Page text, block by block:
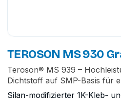
TEROSON MS 930
Teroson® MS 939 –
Dichtstoff auf SMP-Basis für
Silan-modifizierter 1K-Kleb-